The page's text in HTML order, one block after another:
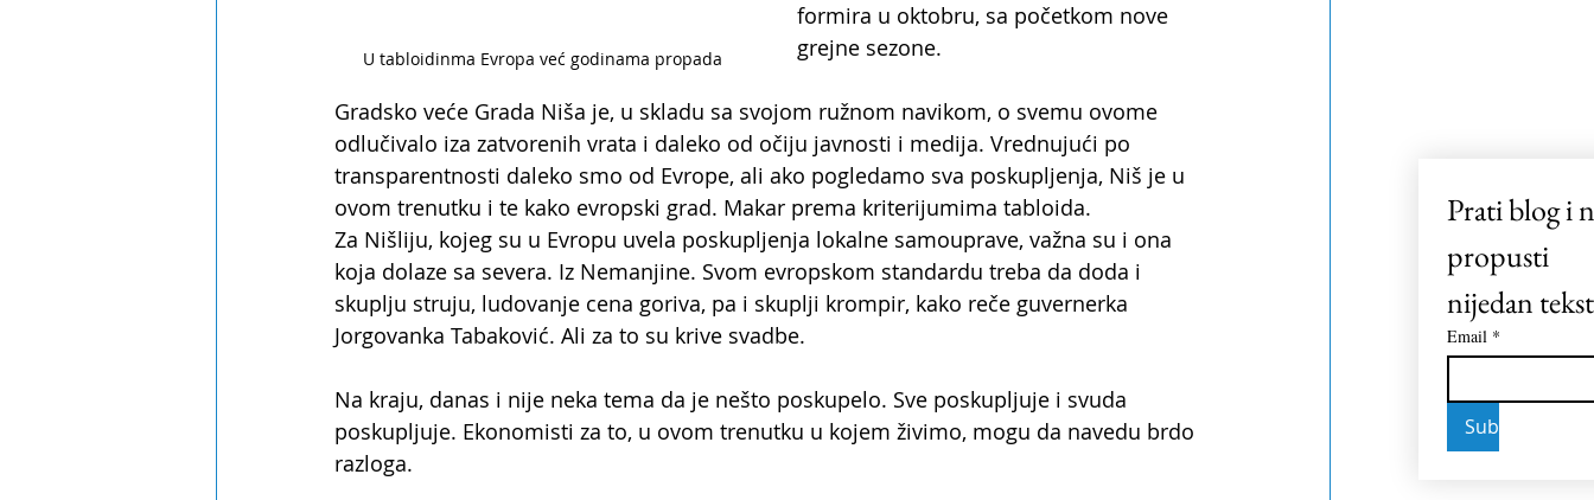
U tabloidinma Evropa već godinama propada
formira u oktobru, sa početkom nove
grejne sezone.
Gradsko veće Grada Niša je, u skladu sa svojom ružnom navikom, o svemu ovome
odlučivalo iza zatvorenih vrata i daleko od očiju javnosti i medija. Vrednujući po
transparentnosti daleko smo od Evrope, ali ako pogledamo sva poskupljenja, Niš je u
ovom trenutku i te kako evropski grad. Makar prema kriterijumima tabloida.
Za Nišliju, kojeg su u Evropu uvela poskupljenja lokalne samouprave, važna su i ona
koja dolaze sa severa. Iz Nemanjine. Svom evropskom standardu treba da doda i
skuplju struju, ludovanje cena goriva, pa i skuplji krompir, kako reče guvernerka
Jorgovanka Tabaković. Ali za to su krive svadbe.
Na kraju, danas i nije neka tema da je nešto poskupelo. Sve poskupljuje i svuda
poskupljuje. Ekonomisti za to, u ovom trenutku u kojem živimo, mogu da navedu brdo
razloga.
Prati blog i
propusti
nijedan tekst
Email *
Subscribe